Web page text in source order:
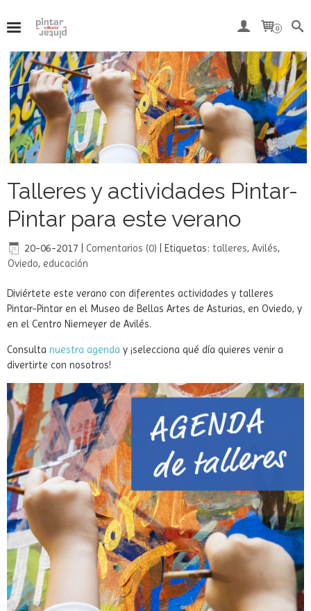
online permanecerá cerrada por vacaciones.
0
Talleres y actividades Pintar-
Pintar para este verano
20-06-2017|Comentarios (0)|Etiquetas:talleres,Avilés
Oviedo,educación
Pintar-Pintar en el Museo de Bellas Artes de Asturias, en Oviedo, y
en el Centro Niemeyer de Avilés.
Consulta nuestra agenday ¡selecciona qué día quieres venir a
divertirte con nosotros!